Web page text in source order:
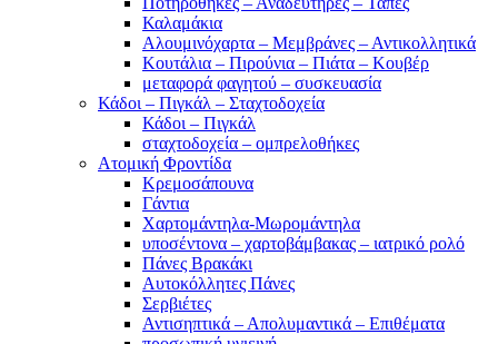
Καλαμάκια
Αλουμινόχαρτα – Μεμβράνες – Αντικολλητικά
Κουτάλια – Πιρούνια – Πιάτα – Κουβέρ
μεταφορά φαγητού – συσκευασία
Κάδοι – Πιγκάλ – Σταχτοδοχεία
Κάδοι – Πιγκάλ
σταχτοδοχεία – ομπρελοθήκες
Ατομική Φροντίδα
Κρεμοσάπουνα
Γάντια
Χαρτομάντηλα-Μωρομάντηλα
υποσέντονα – χαρτοβάμβακας – ιατρικό ρολό
Πάνες Βρακάκι
Αυτοκόλλητες Πάνες
Σερβιέτες
Αντισηπτικά – Απολυμαντικά – Επιθέματα